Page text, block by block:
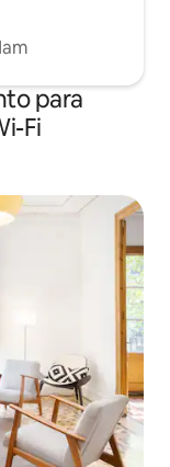
para
Fi